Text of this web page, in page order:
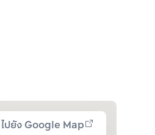
ไปยัง Google Map